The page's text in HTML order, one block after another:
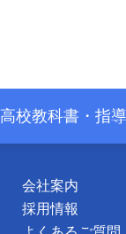
高校教科書・ 指
会社案内
採用情報